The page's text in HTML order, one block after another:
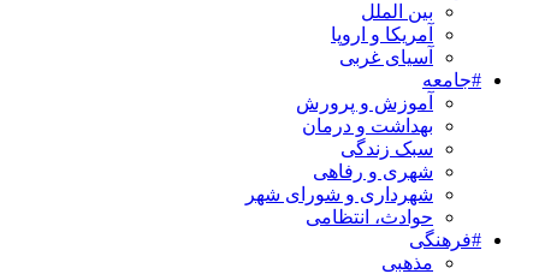
بین الملل
آمریکا و اروپا
آسیای غربی
#جامعه
آموزش و پرورش
بهداشت و درمان
سبک زندگی
شهری و رفاهی
شهرداری و شورای شهر
حوادث، انتظامی
#فرهنگی
مذهبی